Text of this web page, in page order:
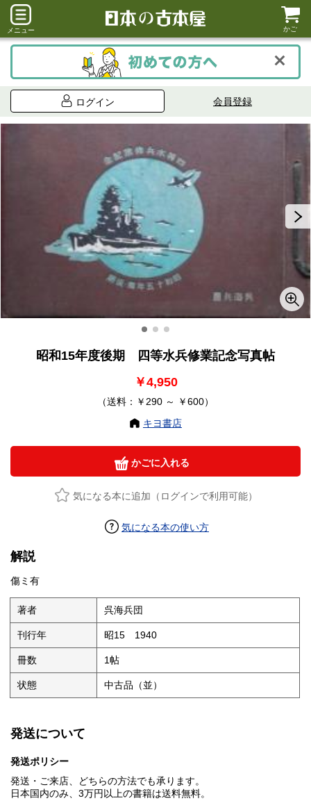
メニュー かご
ログイン 会員登録
昭和15年度後期 四等水兵修業記念写真帖
￥4,950
（送料：￥290 ～ ￥600）
キヨ書店
かごに入れる
気になる本に追加（ログインで利用可能）
気になる本の使い方
解説
傷ミ有
著者 呉海兵団
刊行年 昭15 1940
冊数 1帖
状態 中古品（並）
発送について
発送ポリシー
発送・ご来店、どちらの方法でも承ります。
日本国内のみ、3万円以上の書籍は送料無料。